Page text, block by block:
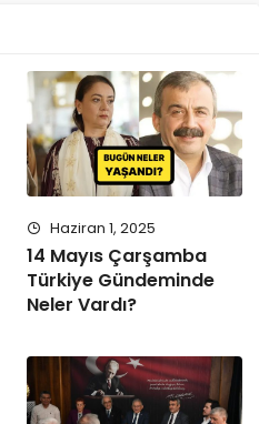
Haziran 1, 2025
14 Mayıs Çarşamba
Türkiye Gündeminde
Neler Vardı?